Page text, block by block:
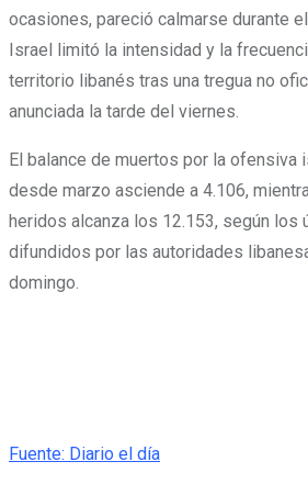
ocasiones, pareció calmarse durante
Israel limitó la intensidad y la
territorio libanés tras una tregua no
anunciada la tarde del viernes.
El balance de muertos por la ofensiva
desde marzo asciende a 4.106,
heridos alcanza los 12.153, según los
difundidos por las autoridades
domingo.
Fuente: Diario el día